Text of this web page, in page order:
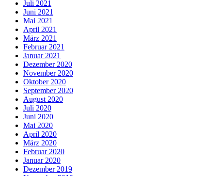
Juli 2021
Juni 2021
Mai 2021
April 2021
März 2021
Februar 2021
Januar 2021
Dezember 2020
November 2020
Oktober 2020
September 2020
August 2020
Juli 2020
Juni 2020
Mai 2020
April 2020
März 2020
Februar 2020
Januar 2020
Dezember 2019